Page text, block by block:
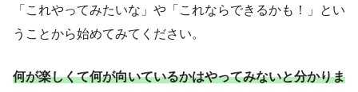
「これやってみたいな」や「これならできるかも！」とい
うことから始めてみてください。
何が楽しくて何が向いているかはやってみないと分かりま